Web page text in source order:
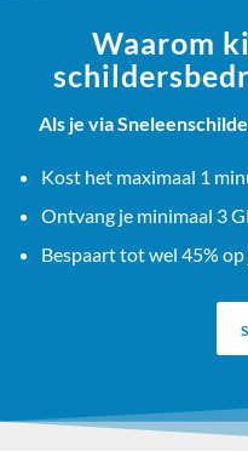
Waarom
Als je via
Kost het maximaal 1
Ontvang je minimaal 3
Bespaart tot wel 45% op